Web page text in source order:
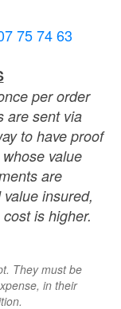
75 74 63
per order
are sent via
to have proof
value
are
insured,
is higher.
They must be
in their